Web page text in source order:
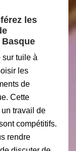
les
Basque
sur tuile à
les
de
Cette
travail de
compétitifs.
rendre